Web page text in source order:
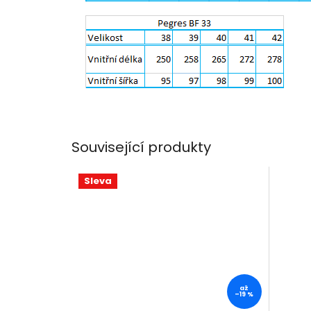
Související produkty
Sleva
až
–19 %